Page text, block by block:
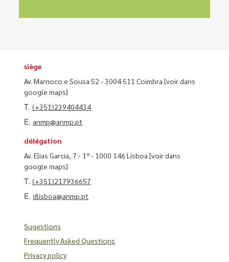
siège
Av. Marnoco e Sousa 52 - 3004 511 Coimbra[voir dans
google maps]
T.(+351)239404434
E. anmp@anmp.pt
délégation
Av. Elias Garcia, 7 - 1º - 1000 146 Lisboa[voir dans
google maps]
T.(+351)217936657
E.dlisboa@anmp.pt
Sugestions
Frequently Asked Questions
Privacy policy